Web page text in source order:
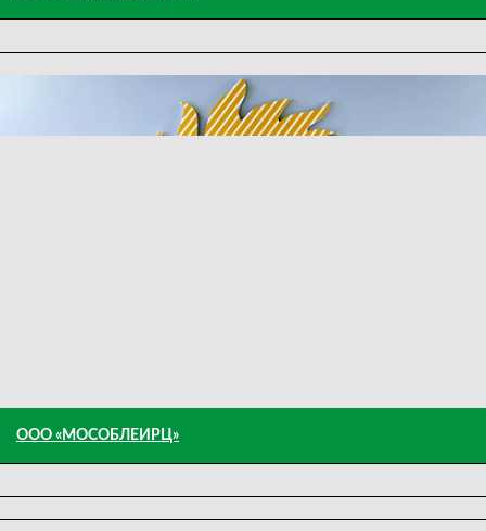
ООО «МОСОБЛЕИРЦ»